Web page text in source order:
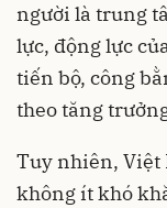
người là trung
lực, động lực
tiến bộ, công
theo tăng
Tuy nhiên, Việt
không ít khó